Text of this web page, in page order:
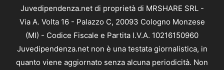
Juvedipendenza.net di proprietà di MRSHARE SRL -
Via A. Volta 16 - Palazzo C, 20093 Cologno Monzese
(MI) - Codice Fiscale e Partita I.V.A. 10216150960
Juvedipendenza.net non è una testata giornalistica, in
quanto viene aggiornato senza alcuna periodicità. Non